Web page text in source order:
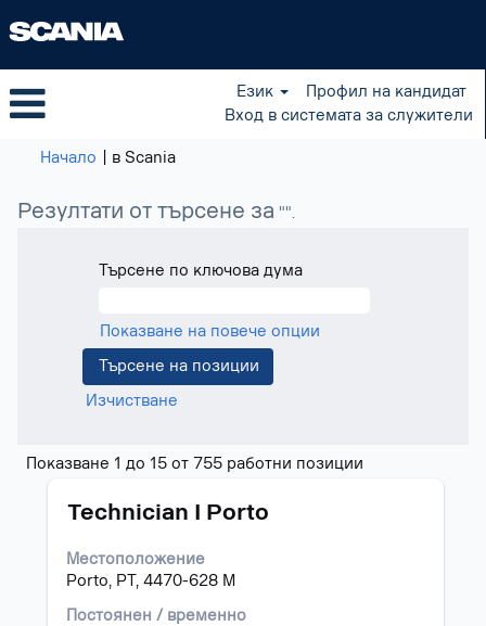
Език
Профил на кандидат
Вход в системата за служители
Начало в Scania(настояща
Резултати от търсене за "".
Търсене по ключова дума
Показване на повече опции
Изчистване
Показване 1 до 15 от 755 работни позиции
Позиция
Technician I Porto
Местоположение
Porto, PT, 4470-628 M
Постоянен / временно
Изберете
бутона
за
интервал,
за